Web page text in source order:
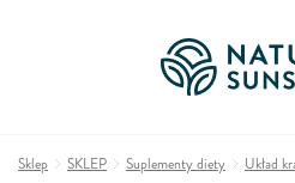
Sklep SKLEP Suplementy diety Układ